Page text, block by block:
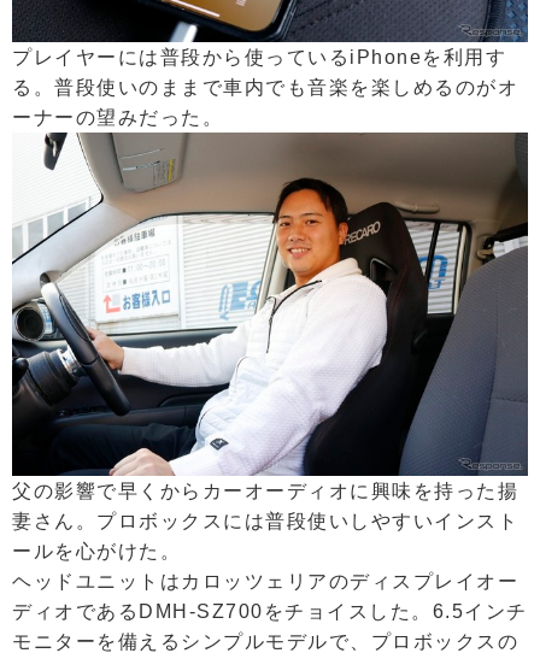
プレイヤーには普段から使っているiPhoneを利用す
る。普段使いのままで車内でも音楽を楽しめるのがオ
ーナーの望みだった。
父の影響で早くからカーオーディオに興味を持った揚
妻さん。プロボックスには普段使いしやすいインスト
ールを心がけた。
ヘッドユニットはカロッツェリアのディスプレイオー
ディオであるDMH-SZ700をチョイスした。6.5インチ
モニターを備えるシンプルモデルで、プロボックスの